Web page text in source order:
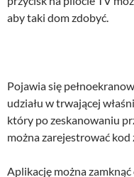
aby taki dom zdobyć.
Pojawia się
udziału w trwającej
który po zeskanowaniu
można zarejestrować kod
Aplikację można